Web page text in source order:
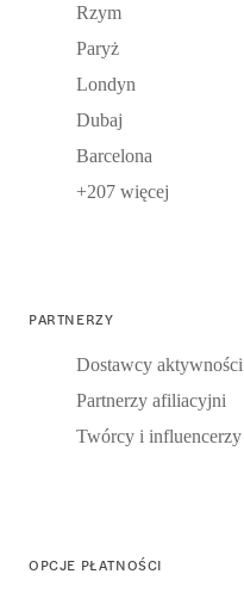
Rzym
Paryż
Londyn
Dubaj
Barcelona
+207 więcej
PARTNERZY
Dostawcy aktywności
Partnerzy afiliacyjni
Twórcy i influencerzy
OPCJE PŁATNOŚCI